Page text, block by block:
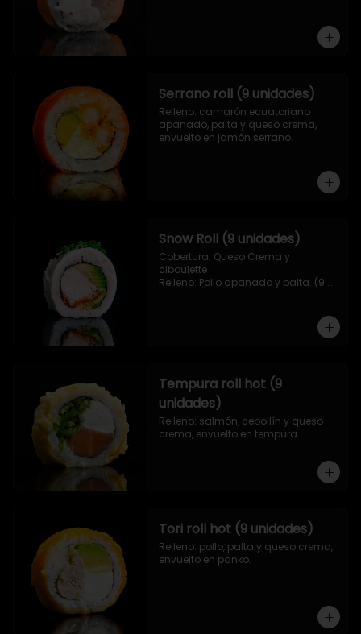
Serrano roll (9 unidades)
Relleno: camarón ecuatoriano
apanado, palta y queso crema,
envuelto en jamón serrano.
Snow Roll (9 unidades)
Cobertura; Queso Crema y
ciboulette
Relleno: Pollo apanado y palta. (9
Tempura roll hot (9
unidades)
Relleno: salmón, cebollín y queso
crema, envuelto en tempura.
Tori roll hot (9 unidades)
Relleno: pollo, palta y queso crema,
envuelto en panko.